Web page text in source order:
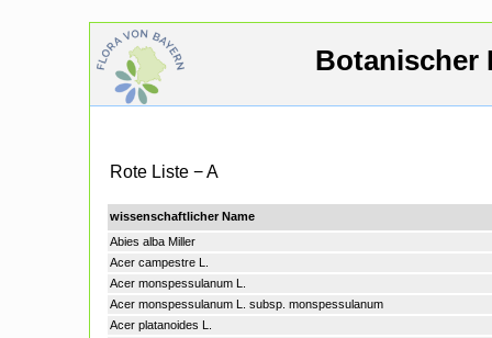
Botanischer
Rote Liste − A
wissenschaftlicher Name
Abies alba Miller
Acer campestre L.
Acer monspessulanum L.
Acer monspessulanum L. subsp. monspessulanum
Acer platanoides L.